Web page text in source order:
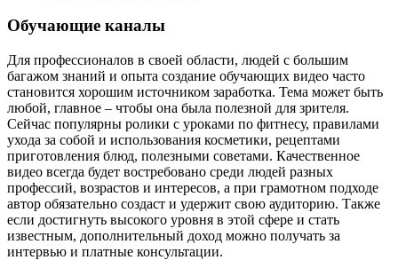
Обучающие каналы
Для профессионалов в своей области, людей с большим
багажом знаний и опыта создание обучающих видео часто
становится хорошим источником заработка. Тема может быть
любой, главное – чтобы она была полезной для зрителя.
Сейчас популярны ролики с уроками по фитнесу, правилами
ухода за собой и использования косметики, рецептами
приготовления блюд, полезными советами. Качественное
видео всегда будет востребовано среди людей разных
профессий, возрастов и интересов, а при грамотном подходе
автор обязательно создаст и удержит свою аудиторию. Также
если достигнуть высокого уровня в этой сфере и стать
известным, дополнительный доход можно получать за
интервью и платные консультации.